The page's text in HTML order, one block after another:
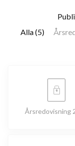
Alla (5)
Årsredovisning